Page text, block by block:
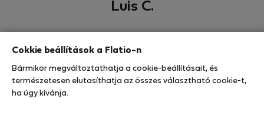
Luis C.
MEDAILON MEGJELENÍTÉS
Cokkie beállítások a Flatio-n
Bármikor megváltoztathatja a cookie-beállításait, és
természetesen elutasíthatja az összes választható cookie-t,
ha úgy kívánja.